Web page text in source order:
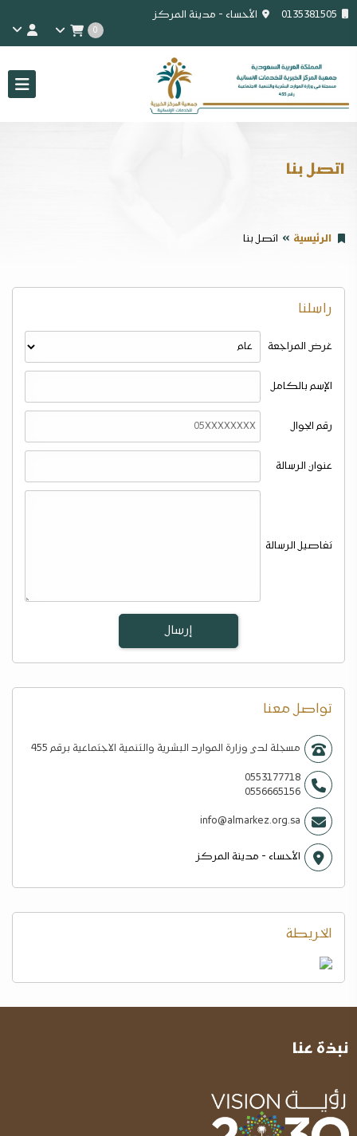
0135381505 الأحساء - مدينة المركز
0
اتصل بنا
الرئيسية اتصل بنا
راسلنا
غرض المراجعة
الإسم بالكامل
رقم الجوال
عنوان الرسالة
تفاصيل الرسالة
تواصل معنا
مسجلة لدى وزارة الموارد البشرية والتنمية الاجتماعية برقم 455
0553177718
0556665156
info@almarkez.org.sa
الأحساء - مدينة المركز
الخريطة
نبذة عنا